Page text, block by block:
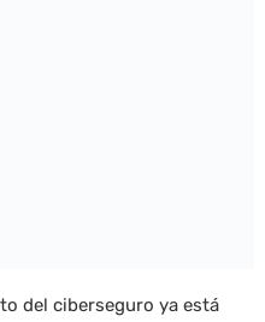
del ciberseguro ya está